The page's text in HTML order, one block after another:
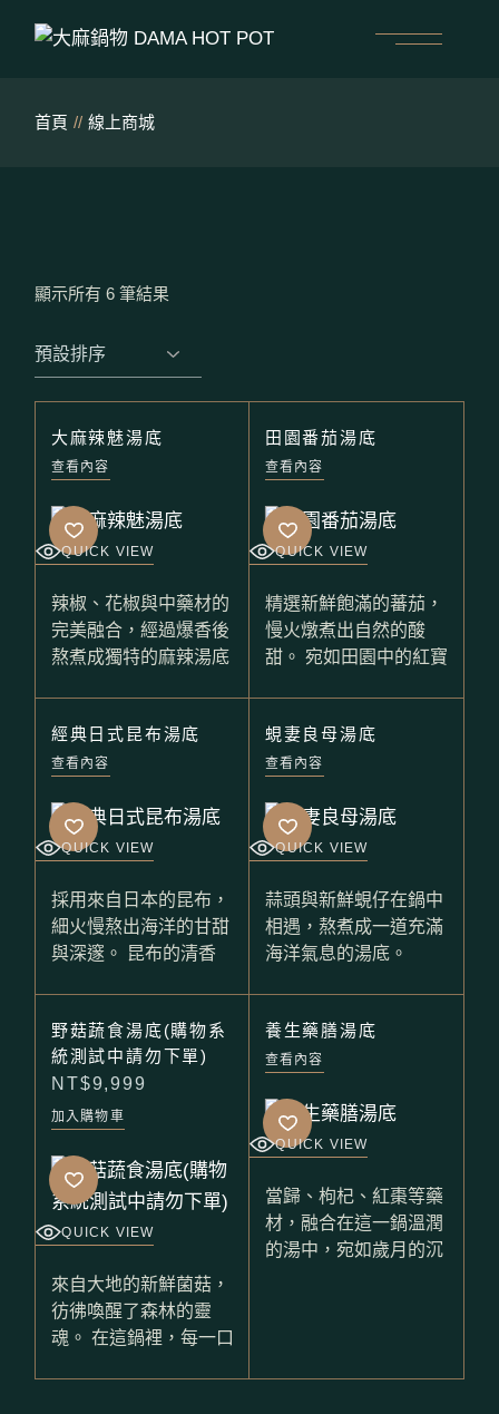
首頁 線上商城
顯示所有 6 筆結果
大麻辣魅湯底
查看內容
QUICK VIEW
辣椒、花椒與中藥材的
完美融合，經過爆香後
熬煮成獨特的麻辣湯底
田園番茄湯底
查看內容
QUICK VIEW
精選新鮮飽滿的蕃茄，
慢火燉煮出自然的酸
甜。 宛如田園中的紅寶
經典日式昆布湯底
查看內容
QUICK VIEW
採用來自日本的昆布，
細火慢熬出海洋的甘甜
與深邃。 昆布的清香
蜆妻良母湯底
查看內容
QUICK VIEW
蒜頭與新鮮蜆仔在鍋中
相遇，熬煮成一道充滿
海洋氣息的湯底。
野菇蔬食湯底(購物系
統測試中請勿下單)
NT$9,999
加入購物車
QUICK VIEW
來自大地的新鮮菌菇，
彷彿喚醒了森林的靈
魂。 在這鍋裡，每一口
養生藥膳湯底
查看內容
QUICK VIEW
當歸、枸杞、紅棗等藥
材，融合在這一鍋溫潤
的湯中，宛如歲月的沉